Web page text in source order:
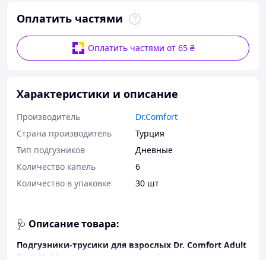
Оплатить частями
Оплатить частями от 65 ₴
Характеристики и описание
Производитель
Dr.Comfort
Страна производитель
Турция
Тип подгузников
Дневные
Количество капель
6
Количество в упаковке
30 шт
🩺 Описание товара:
Подгузники-трусики для взрослых Dr. Comfort Adult
Pant M, 30 шт
— это мягкие и удобные одноразовые